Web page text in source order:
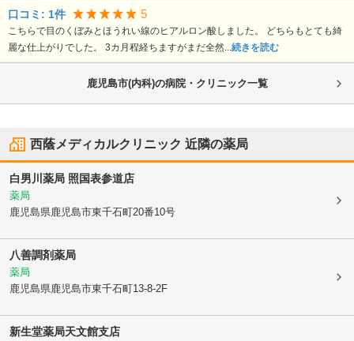
口コミ: 1件 5
こちらで目のくぼみとほうれい線のヒアルロン酸しました。 どちらもとても綺
麗な仕上がりでした。 3カ月程経ちますがまだ全然...続きを読む
鹿児島市(内科)の病院・クリニック一覧
西蔭メディカルクリニック 近隣の薬局
白男川薬局 照国表参道店
薬局
鹿児島県鹿児島市東千石町20番10号
八善調剤薬局
薬局
鹿児島県鹿児島市東千石町13-8-2F
新生堂薬局天文館支店